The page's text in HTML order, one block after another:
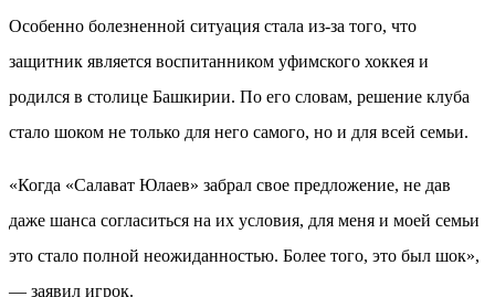
Особенно болезненной ситуация стала из-за того, что
защитник является воспитанником уфимского хоккея и
родился в столице Башкирии. По его словам, решение клуба
стало шоком не только для него самого, но и для всей семьи.
«Когда «Салават Юлаев» забрал свое предложение, не дав
даже шанса согласиться на их условия, для меня и моей семьи
это стало полной неожиданностью. Более того, это был шок»,
— заявил игрок.